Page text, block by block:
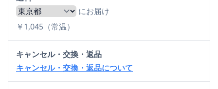
にお届け
￥1,045（常温）
キャンセル・交換・返品
キャンセル・交換・返品について